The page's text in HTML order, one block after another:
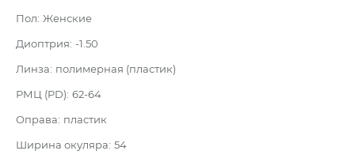
Пол: Женские
Диоптрия: -1.50
Линза: полимерная (пластик)
РМЦ (PD): 62-64
Оправа: пластик
Ширина окуляра: 54